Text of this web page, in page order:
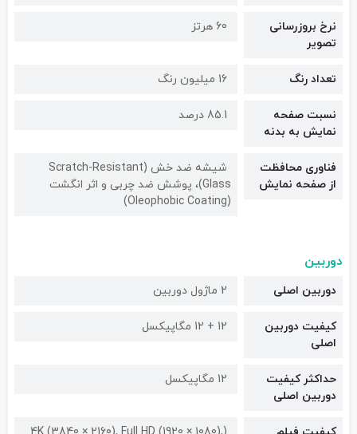
نرخ بروزرسانی
تصویر
60 هرتز
تعداد رنگ 16 میلیون رنگ
نسبت صفحه
نمایش به بدنه
85.1 درصد
فناوری محافظت
از صفحه نمایش
شیشه ضد خش (Scratch-Resistant
Glass)، پوشش ضد چربی و اثر انگشت
(Oleophobic Coating)
دوربین
دوربین اصلی 2 ماژول دوربین
کیفیت دوربین‌
اصلی
12 + 12 مگاپیکسل
حداکثر کیفیت
دوربین اصلی
12 مگاپیکسل